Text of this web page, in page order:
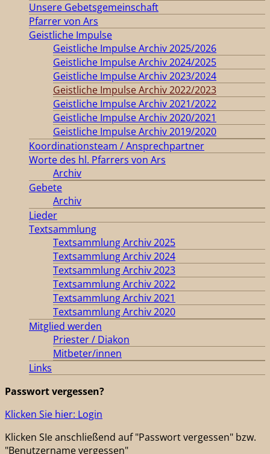
Unsere Gebetsgemeinschaft
Pfarrer von Ars
Geistliche Impulse
Geistliche Impulse Archiv 2025/2026
Geistliche Impulse Archiv 2024/2025
Geistliche Impulse Archiv 2023/2024
Geistliche Impulse Archiv 2022/2023
Geistliche Impulse Archiv 2021/2022
Geistliche Impulse Archiv 2020/2021
Geistliche Impulse Archiv 2019/2020
Koordinationsteam / Ansprechpartner
Worte des hl. Pfarrers von Ars
Archiv
Gebete
Archiv
Lieder
Textsammlung
Textsammlung Archiv 2025
Textsammlung Archiv 2024
Textsammlung Archiv 2023
Textsammlung Archiv 2022
Textsammlung Archiv 2021
Textsammlung Archiv 2020
Mitglied werden
Priester / Diakon
Mitbeter/innen
Links
Passwort vergessen?
Klicken Sie hier: Login
Klicken SIe anschließend auf "Passwort vergessen" bzw.
"Benutzername vergessen"